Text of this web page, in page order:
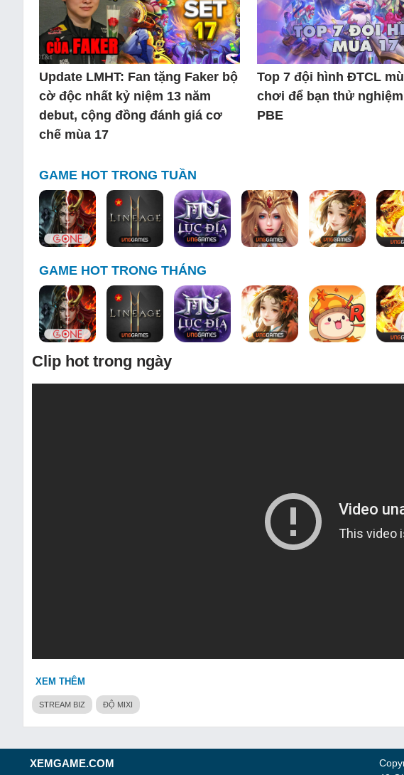
Update LMHT: Fan tặng Faker bộ
cờ độc nhất kỷ niệm 13 năm
debut, cộng đồng đánh giá cơ
chế mùa 17
Top 7 đội hình ĐTCL
chơi để bạn thử
PBE
GAME HOT TRONG TUẦN
GAME HOT TRONG THÁNG
Clip hot trong ngày
XEM THÊM
STREAM BIZ ĐỘ MIXI
XEMGAME.COM